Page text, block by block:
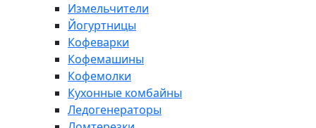
Измельчители
Йогуртницы
Кофеварки
Кофемашины
Кофемолки
Кухонные комбайны
Ледогенераторы